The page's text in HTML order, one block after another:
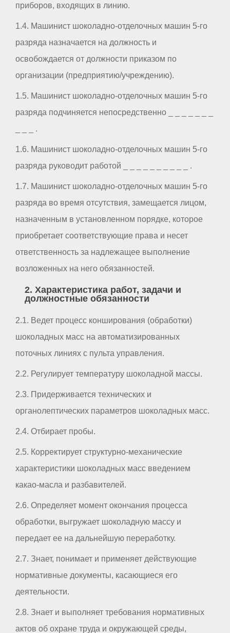
приборов, входящих в линию.
1.4. Машинист шоколадно-отделочных машин 5-го
разряда назначается на должность и
освобождается от должности приказом по
организации (предприятию/учреждению).
1.5. Машинист шоколадно-отделочных машин 5-го
разряда подчиняется непосредственно _ _ _ _ _ _ _
_ _ _ .
1.6. Машинист шоколадно-отделочных машин 5-го
разряда руководит работой _ _ _ _ _ _ _ _ _ _ .
1.7. Машинист шоколадно-отделочных машин 5-го
разряда во время отсутствия, замещается лицом,
назначенным в установленном порядке, которое
приобретает соответствующие права и несет
ответственность за надлежащее выполнение
возложенных на него обязанностей.
2. Характеристика работ, задачи и
должностные обязанности
2.1. Ведет процесс конширования (обработки)
шоколадных масс на автоматизированных
поточных линиях с пульта управления.
2.2. Регулирует температуру шоколадной массы.
2.3. Придерживается технических и
органолептических параметров шоколадных масс.
2.4. Отбирает пробы.
2.5. Корректирует структурно-механические
характеристики шоколадных масс введением
какао-масла и разбавителей.
2.6. Определяет момент окончания процесса
обработки, выгружает шоколадную массу и
передает ее на дальнейшую переработку.
2.7. Знает, понимает и применяет действующие
нормативные документы, касающиеся его
деятельности.
2.8. Знает и выполняет требования нормативных
актов об охране труда и окружающей среды,